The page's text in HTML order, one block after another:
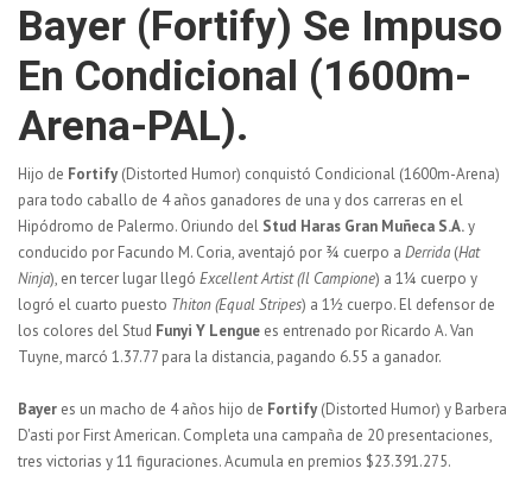
Bayer (Fortify) Se Impuso
En Condicional (1600m-
Arena-PAL).
Hijo de Fortify(Distorted Humor) conquistó Condicional (1600m-Arena)
para todo caballo de 4 años ganadores de una y dos carreras en el
Hipódromo de Palermo. Oriundo del Stud Haras Gran Muñeca S.A.y
conducido por Facundo M. Coria, aventajó por ¾ cuerpo a Derrida (Hat
Ninja), en tercer lugar llegó Excellent Artist(Il Campione) a 1¼ cuerpo y
logró el cuarto puesto Thiton(Equal Stripes) a 1½ cuerpo. El defensor de
los colores del Stud Funyi Y Lengue es entrenado por Ricardo A. Van
Tuyne, marcó 1.37.77 para la distancia, pagando 6.55 a ganador.
Bayer es un macho de 4 años hijo de Fortify(Distorted Humor) y Barbera
D'asti por First American. Completa una campaña de 20 presentaciones,
tres victorias y 11 figuraciones. Acumula en premios $23.391.275.